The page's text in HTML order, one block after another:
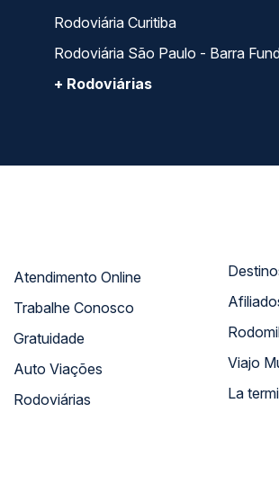
Rodoviária Curitiba
Rodoviária São Paulo - Barra
+ Rodoviárias
Atendimento Online
Trabalhe Conosco
Gratuidade
Auto Viações
Rodoviárias
Viajo